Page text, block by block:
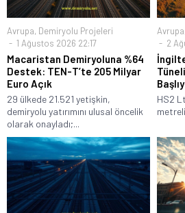
Avrupa, Demiryolu Projeleri
1 Ağustos 2026 22:17
Macaristan Demiryoluna %64
Destek: TEN-T’te 205 Milyar
Euro Açık
29 ülkede 21.521 yetişkin,
demiryolu yatırımını ulusal öncelik
olarak onayladı;...
Avrupa
2
HS2